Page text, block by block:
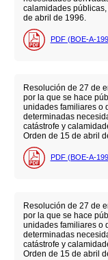
calamidades
de abril de 1996.
PDF (BOE-A-
Resolución de 27 de
por la que se hace
unidades familiares o
determinadas
catástrofe y
Orden de 15 de abril
PDF (BOE-A-
Resolución de 27 de
por la que se hace
unidades familiares o
determinadas
catástrofe y
Orden de 15 de abril